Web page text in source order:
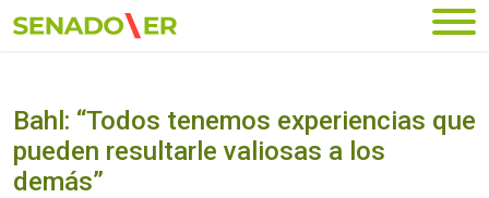
Ir al menú principal
Bahl: “Todos tenemos experiencias que
pueden resultarle valiosas a los
demás”